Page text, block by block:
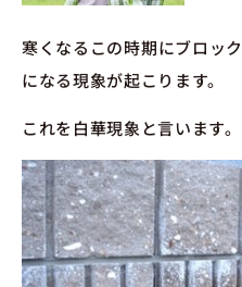
寒くなるこの時期にブロッ
になる現象が起こります。
これを白華現象と言います。